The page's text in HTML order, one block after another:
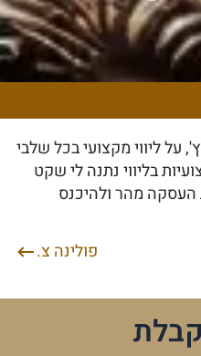
על ליווי מקצועי בכל שלבי
בליווי נתנה לי שקט
מהר ולהיכנס
פולינה צ.